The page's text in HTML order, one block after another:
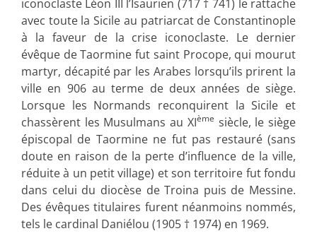
iconoclaste Léon III l’Isaurien (717 † 741) le rattache
avec toute la Sicile au patriarcat de Constantinople
à la faveur de la crise iconoclaste. Le dernier
évêque de Taormine fut saint Procope, qui mourut
martyr, décapité par les Arabes lorsqu’ils prirent la
ville en 906 au terme de deux années de siège.
Lorsque les Normands reconquirent la Sicile et
chassèrent les Musulmans au XIème siècle, le siège
épiscopal de Taormine ne fut pas restauré (sans
doute en raison de la perte d’influence de la ville,
réduite à un petit village) et son territoire fut fondu
dans celui du diocèse de Troina puis de Messine.
Des évêques titulaires furent néanmoins nommés,
tels le cardinal Daniélou (1905 † 1974) en 1969.